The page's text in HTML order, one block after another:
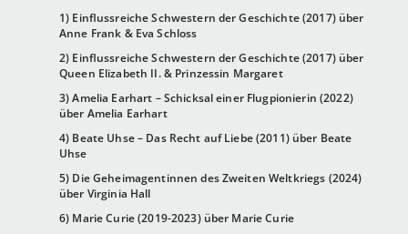
1) Einflussreiche Schwestern der Geschichte (2017) über
Anne Frank & Eva Schloss
2) Einflussreiche Schwestern der Geschichte (2017) über
Queen Elizabeth II. & Prinzessin Margaret
3) Amelia Earhart – Schicksal einer Flugpionierin (2022)
über Amelia Earhart
4) Beate Uhse – Das Recht auf Liebe (2011) über Beate
Uhse
5) Die Geheimagentinnen des Zweiten Weltkriegs (2024)
über Virginia Hall
6) Marie Curie (2019-2023) über Marie Curie